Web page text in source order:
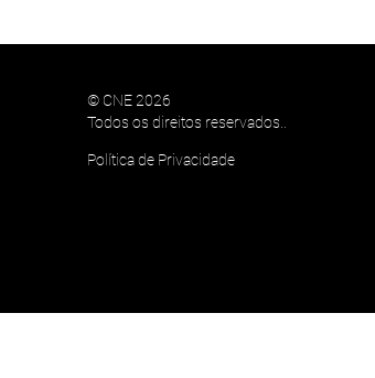
© CNE 2026
Todos os direitos reservados..
Política de Privacidade